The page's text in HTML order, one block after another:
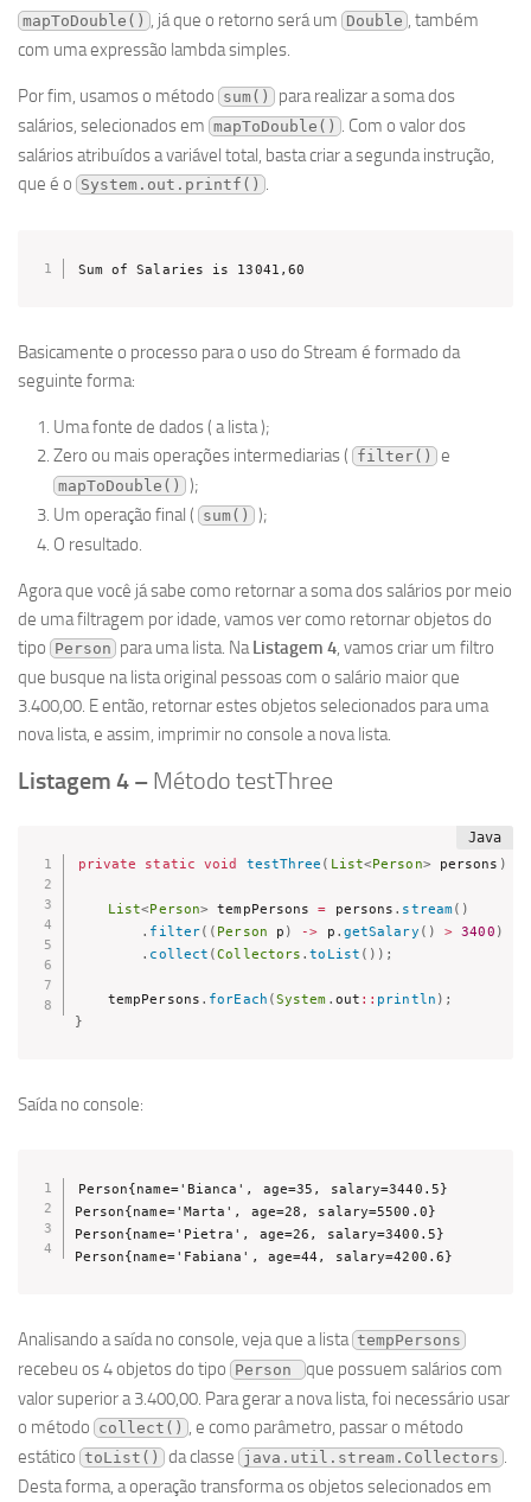
mapToDouble() , já que o retorno será um Double , também
com uma expressão lambda simples.
Por fim, usamos o método sum()
para realizar a soma dos
salários, selecionados em mapToDouble() . Com o valor dos
salários atribuídos a variável total, basta criar a segunda instrução,
que é o System.out.printf() .
Sum of Salaries is 13041,60
Basicamente o processo para o uso do Stream é formado da
seguinte forma:
Uma fonte de dados ( a lista );
Zero ou mais operações intermediarias ( filter() e
mapToDouble()
);
Um operação final ( sum()
);
O resultado.
Agora que você já sabe como retornar a soma dos salários por meio
de uma filtragem por idade, vamos ver como retornar objetos do
tipo Person para uma lista. Na Listagem 4 , vamos criar um filtro
que busque na lista original pessoas com o salário maior que
3.400,00. E então, retornar estes objetos selecionados para uma
nova lista, e assim, imprimir no console a nova lista.
Listagem 4 – Método testThree
private static void testThree ( List<Person> persons )
List<Person> tempPersons = persons . stream( )
. filter( ( Person p ) -> p . getSalary ( ) > 3400 )
. collect (Collectors .toList ( ) ) ;
    tempPersons
. forEach (System . out : : println ) ;
}
Saída no console:
Person{name='Bianca', age=35, salary=3440.5}
Person{name='Marta', age=28, salary=5500.0}
Person{name='Pietra', age=26, salary=3400.5}
Person{name='Fabiana', age=44, salary=4200.6}
Analisando a saída no console, veja que a lista tempPersons
recebeu os 4 objetos do tipo Person
que possuem salários com
valor superior a 3.400,00. Para gerar a nova lista, foi necessário usar
o método collect()
, e como parâmetro, passar o método
estático toList() da classe java.util.stream.Collectors
Desta forma, a operação transforma os objetos selecionados em